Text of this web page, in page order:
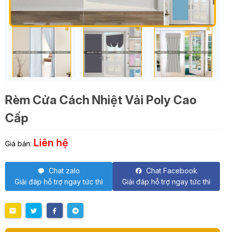
Rèm Cửa Cách Nhiệt Vải Poly Cao
Cấp
Giá bán: Liên hệ
Chat zalo
Giải đáp hỗ trợ ngay tức thì
Chat Facebook
Giải đáp hỗ trợ ngay tức thì